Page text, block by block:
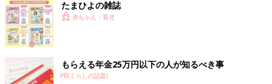
たまひよの雑誌
赤ちゃん・育児
もらえる年金25万円以下の人が知るべき事
PR(くらしの話題)